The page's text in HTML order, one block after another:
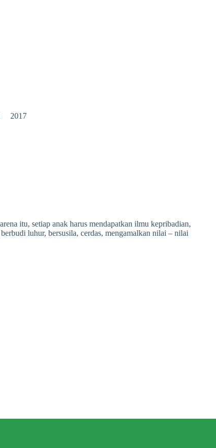
2017
itu, setiap anak harus mendapatkan ilmu kepribadian,
luhur, bersusila, cerdas, mengamalkan nilai – nilai